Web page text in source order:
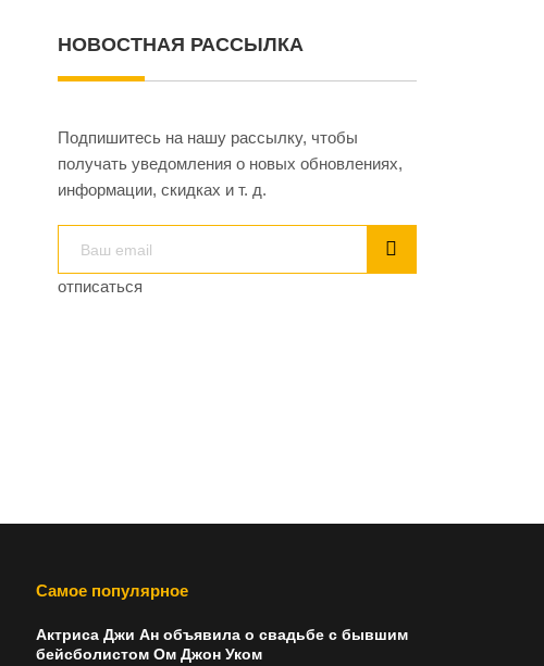
НОВОСТНАЯ РАССЫЛКА
Подпишитесь на нашу рассылку, чтобы
получать уведомления о новых обновлениях,
информации, скидках и т. д.
отписаться
Самое популярное
Актриса Джи Ан объявила о свадьбе с бывшим
бейсболистом Ом Джон Уком